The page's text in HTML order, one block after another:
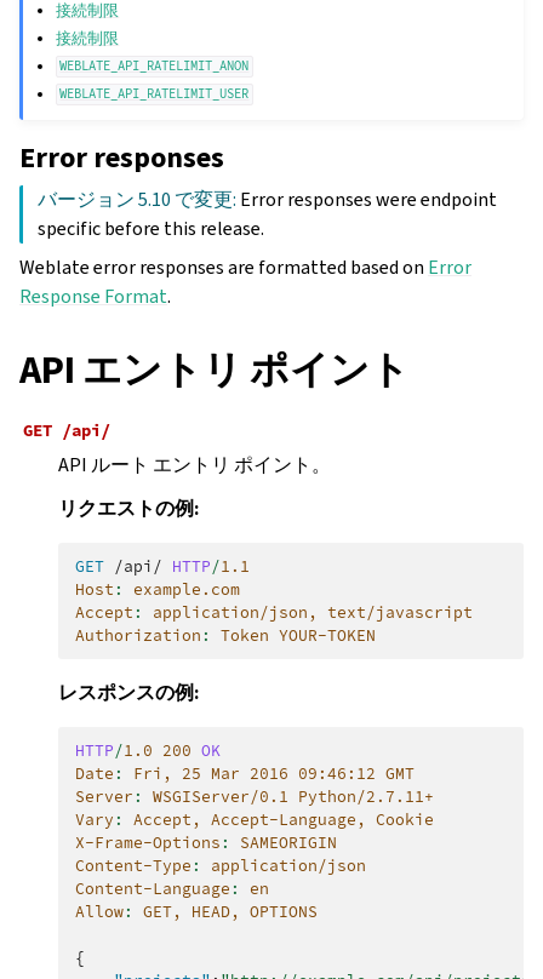
接続制限
接続制限
WEBLATE_API_RATELIMIT_ANON
WEBLATE_API_RATELIMIT_USER
Error responses
バージョン 5.10 で変更: Error responses were endpoint
specific before this release.
Weblate error responses are formatted based on Error
Response Format.
API エントリ ポイント
GET /api/
API ルート エントリ ポイント。
リクエストの例:
GET /api/ HTTP/1.1
Host :
example.com
Accept :
application/json, text/javascript
Authorization : Token YOUR-TOKEN
レスポンスの例:
HTTP/1.0 200 OK
Date :
Fri, 25 Mar 2016 09:46:12 GMT
Server :
WSGIServer/0.1 Python/2.7.11+
Vary :
Accept, Accept-Language, Cookie
X-Frame-Options :
SAMEORIGIN
Content-Type :
application/json
Content-Language :
en
Allow: GET, HEAD, OPTIONS
{